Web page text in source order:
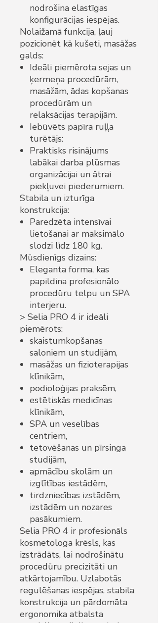
nodrošina elastīgas
konfigurācijas iespējas.
Nolaižamā funkcija, ļauj
pozicionēt kā kušeti, masāžas
galds:
Ideāli piemērota sejas un
ķermeņa procedūrām,
masāžām, ādas kopšanas
procedūrām un
relaksācijas terapijām.
Iebūvēts papīra ruļļa
turētājs:
Praktisks risinājums
labākai darba plūsmas
organizācijai un ātrai
piekļuvei piederumiem.
Stabila un izturīga
konstrukcija:
Paredzēta intensīvai
lietošanai ar maksimālo
slodzi līdz 180 kg.
Mūsdienīgs dizains:
Eleganta forma, kas
papildina profesionālo
procedūru telpu un SPA
interjeru.
> Selia PRO 4 ir ideāli
piemērots:
skaistumkopšanas
saloniem un studijām,
masāžas un fizioterapijas
klīnikām,
podioloģijas praksēm,
estētiskās medicīnas
klīnikām,
SPA un veselības
centriem,
tetovēšanas un pīrsinga
studijām,
apmācību skolām un
izglītības iestādēm,
tirdzniecības izstādēm,
izstādēm un nozares
pasākumiem.
Selia PRO 4 ir profesionāls
kosmetologa krēsls, kas
izstrādāts, lai nodrošinātu
procedūru precizitāti un
atkārtojamību. Uzlabotās
regulēšanas iespējas, stabila
konstrukcija un pārdomāta
ergonomika atbalsta